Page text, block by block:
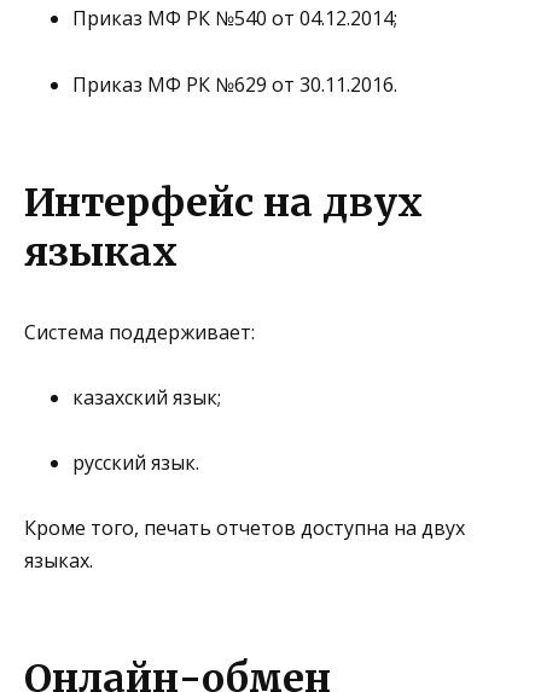
Приказ МФ РК №540 от 04.12.2014;
Приказ МФ РК №629 от 30.11.2016.
Интерфейс на двух
языках
Система поддерживает:
казахский язык;
русский язык.
Кроме того, печать отчетов доступна на двух
языках.
Онлайн-обмен